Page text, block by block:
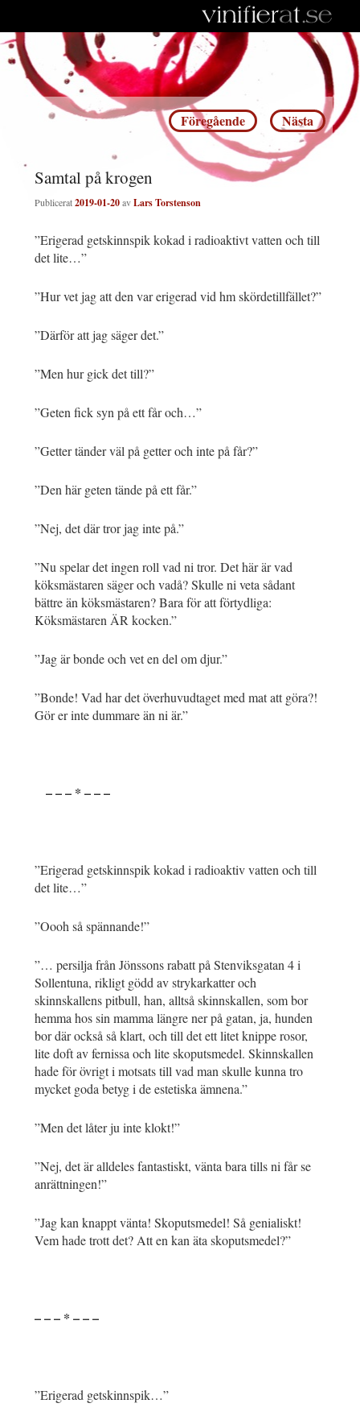
Inläggsnavigering
Föregående Nästa
Samtal på krogen
Publicerat2019-01-20avLars Torstenson
”Erigerad getskinnspik kokad i radioaktivt vatten och till
det lite…”
”Hur vet jag att den var erigerad vid hm skördetillfället?”
”Därför att jag säger det.”
”Men hur gick det till?”
”Geten fick syn på ett får och…”
”Getter tänder väl på getter och inte på får?”
”Den här geten tände på ett får.”
”Nej, det där tror jag inte på.”
”Nu spelar det ingen roll vad ni tror. Det här är vad
köksmästaren säger och vadå? Skulle ni veta sådant
bättre än köksmästaren? Bara för att förtydliga:
Köksmästaren ÄR kocken.”
”Jag är bonde och vet en del om djur.”
”Bonde! Vad har det överhuvudtaget med mat att göra?!
Gör er inte dummare än ni är.”
– – – * – – –
”Erigerad getskinnspik kokad i radioaktiv vatten och till
det lite…”
”Oooh så spännande!”
”… persilja från Jönssons rabatt på Stenviksgatan 4 i
Sollentuna, rikligt gödd av strykarkatter och
skinnskallens pitbull, han, alltså skinnskallen, som bor
hemma hos sin mamma längre ner på gatan, ja, hunden
bor där också så klart, och till det ett litet knippe rosor,
lite doft av fernissa och lite skoputsmedel. Skinnskallen
hade för övrigt i motsats till vad man skulle kunna tro
mycket goda betyg i de estetiska ämnena.”
”Men det låter ju inte klokt!”
”Nej, det är alldeles fantastiskt, vänta bara tills ni får se
anrättningen!”
”Jag kan knappt vänta! Skoputsmedel! Så genialiskt!
Vem hade trott det? Att en kan äta skoputsmedel?”
– – – * – – –
”Erigerad getskinnspik…”